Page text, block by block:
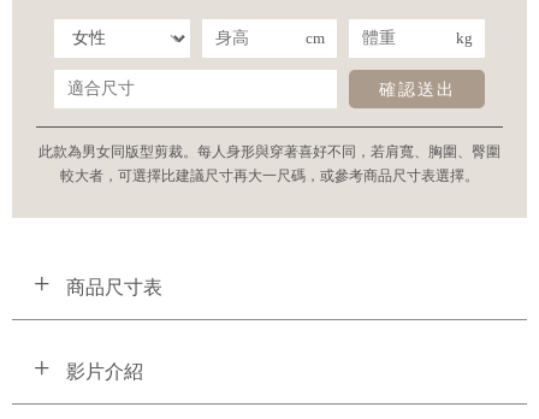
cm kg
確認送出
此款為男女同版型剪裁。每人身形與穿著喜好不同，若肩寬、胸圍、臀圍
較大者，可選擇比建議尺寸再大一尺碼，或參考商品尺寸表選擇。
商品尺寸表
影片介紹